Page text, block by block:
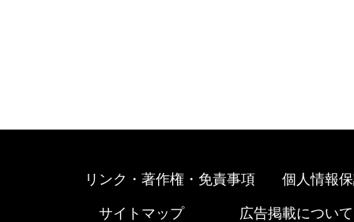
リンク・著作権・免責事項 個人情報
サイトマップ 広告掲載について